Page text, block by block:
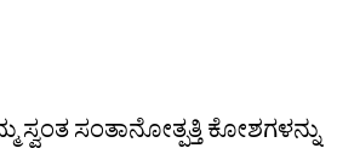
ಸಂತಾನೋತ್ಪತ್ತಿ ಕೋಶಗಳನ್ನು